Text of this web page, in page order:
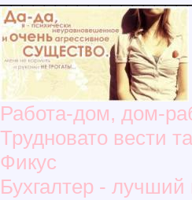
Работа-дом, дом-
Трудновато вести
Фикус
Бухгалтер -